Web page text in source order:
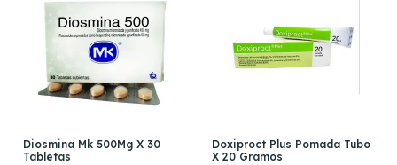
Diosmina Mk 500Mg X 30
Tabletas
Doxiproct Plus Pomada Tubo
X 20 Gramos